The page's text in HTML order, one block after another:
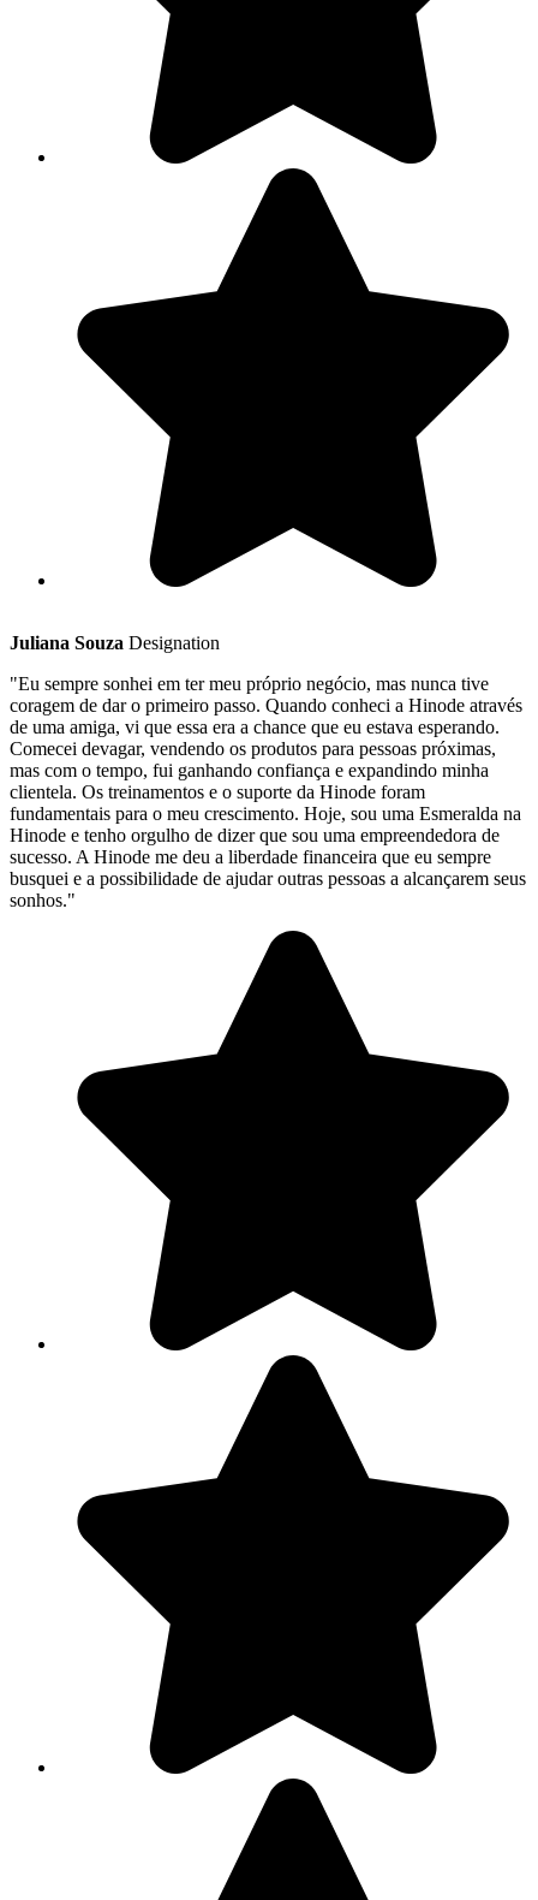
Juliana Souza Designation
"Eu sempre sonhei em ter meu próprio negócio, mas nunca tive
coragem de dar o primeiro passo. Quando conheci a Hinode através
de uma amiga, vi que essa era a chance que eu estava esperando.
Comecei devagar, vendendo os produtos para pessoas próximas,
mas com o tempo, fui ganhando confiança e expandindo minha
clientela. Os treinamentos e o suporte da Hinode foram
fundamentais para o meu crescimento. Hoje, sou uma Esmeralda na
Hinode e tenho orgulho de dizer que sou uma empreendedora de
sucesso. A Hinode me deu a liberdade financeira que eu sempre
busquei e a possibilidade de ajudar outras pessoas a alcançarem seus
sonhos."